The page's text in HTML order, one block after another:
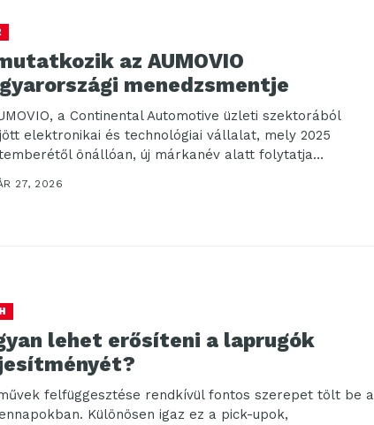
az AUMOVIO
menedzsmentje
a Continental Automotive üzleti szektorából
elektronikai és technológiai vállalat, mely 2025
önállóan, új márkanév alatt folytatja
Ehhez kapcsolódva...
27, 2026
lehet erősíteni a laprugók
felfüggesztése rendkívül fontos szerepet tölt be a
Különösen igaz ez a pick-upok,